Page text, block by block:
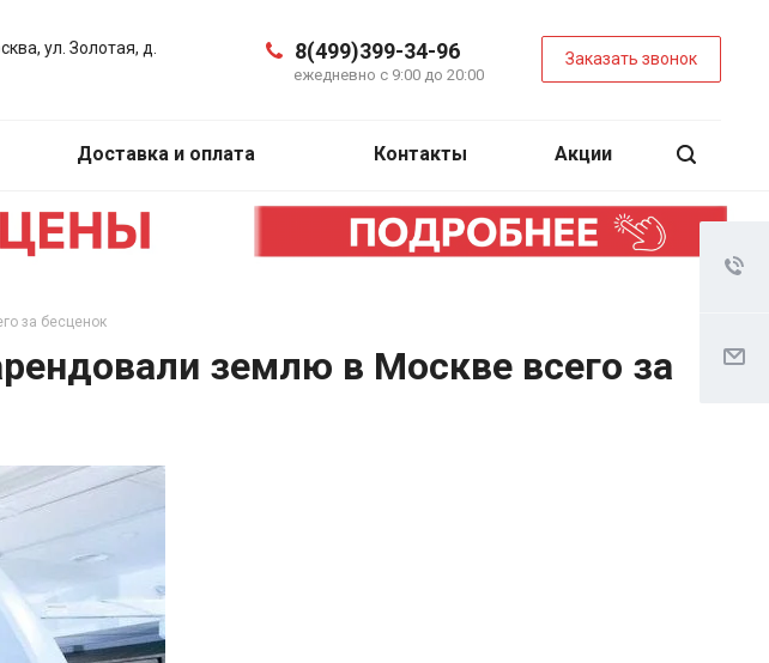
8(499)399-34-96
ежедневно с 9:00 до 20:00
Заказать звонок
ул. Золотая, д.
Доставка и оплата Контакты Акции
за бесценок
землю в Москве всего за